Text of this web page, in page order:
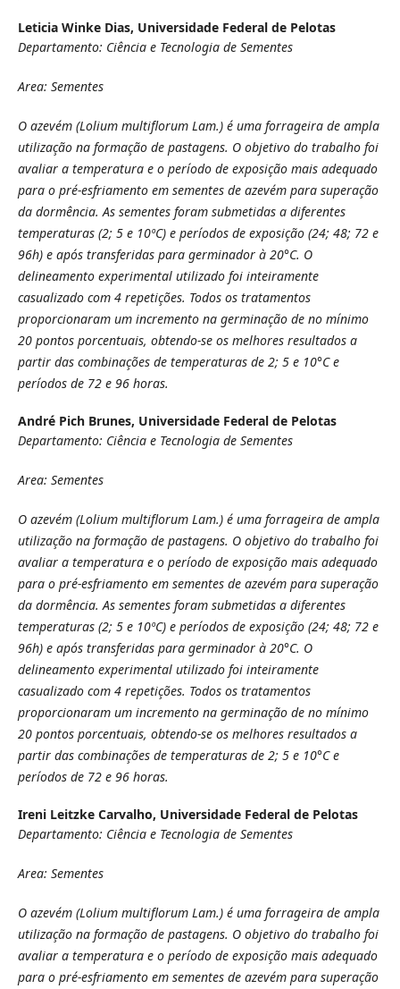
Leticia Winke Dias, Universidade Federal de Pelotas
Departamento: Ciência e Tecnologia de Sementes
Area: Sementes
O azevém (Lolium multiflorum Lam.) é uma forrageira de ampla
utilização na formação de pastagens. O objetivo do trabalho foi
avaliar a temperatura e o período de exposição mais adequado
para o pré-esfriamento em sementes de azevém para superação
da dormência. As sementes foram submetidas a diferentes
temperaturas (2; 5 e 10ºC) e períodos de exposição (24; 48; 72 e
96h) e após transferidas para germinador à 20°C. O
delineamento experimental utilizado foi inteiramente
casualizado com 4 repetições. Todos os tratamentos
proporcionaram um incremento na germinação de no mínimo
20 pontos porcentuais, obtendo-se os melhores resultados a
partir das combinações de temperaturas de 2; 5 e 10°C e
períodos de 72 e 96 horas.
André Pich Brunes, Universidade Federal de Pelotas
Departamento: Ciência e Tecnologia de Sementes
Area: Sementes
O azevém (Lolium multiflorum Lam.) é uma forrageira de ampla
utilização na formação de pastagens. O objetivo do trabalho foi
avaliar a temperatura e o período de exposição mais adequado
para o pré-esfriamento em sementes de azevém para superação
da dormência. As sementes foram submetidas a diferentes
temperaturas (2; 5 e 10ºC) e períodos de exposição (24; 48; 72 e
96h) e após transferidas para germinador à 20°C. O
delineamento experimental utilizado foi inteiramente
casualizado com 4 repetições. Todos os tratamentos
proporcionaram um incremento na germinação de no mínimo
20 pontos porcentuais, obtendo-se os melhores resultados a
partir das combinações de temperaturas de 2; 5 e 10°C e
períodos de 72 e 96 horas.
Ireni Leitzke Carvalho, Universidade Federal de Pelotas
Departamento: Ciência e Tecnologia de Sementes
Area: Sementes
O azevém (Lolium multiflorum Lam.) é uma forrageira de ampla
utilização na formação de pastagens. O objetivo do trabalho foi
avaliar a temperatura e o período de exposição mais adequado
para o pré-esfriamento em sementes de azevém para superação